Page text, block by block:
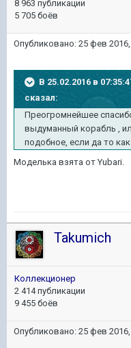
8 963 публикации
5 705 боёв
Опубликовано: 25 фев
В 25.02.2016 в
сказал:
Преогромнейшее
выдуманный корабль ,
подобное, если да то
Моделька взята от Yubari.
Takumich
Коллекционер
2 414 публикации
9 455 боёв
Опубликовано: 25 фев